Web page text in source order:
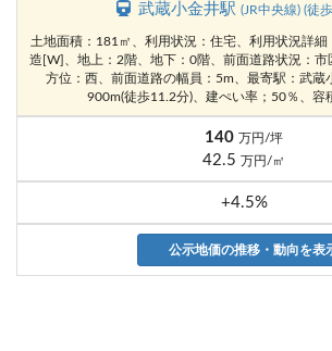
武蔵小金井駅 (JR中央線) (徒
土地面積：181㎡、利用状況：住宅、利用状況詳細
造[W]、地上：2階、地下：0階、前面道路状況：市
方位：西、前面道路の幅員：5m、最寄駅：武蔵
900m(徒歩11.2分)、建ぺい率；50％、容
140 万円/坪
42.5 万円/㎡
+4.5%
公示地価の推移・動向を表